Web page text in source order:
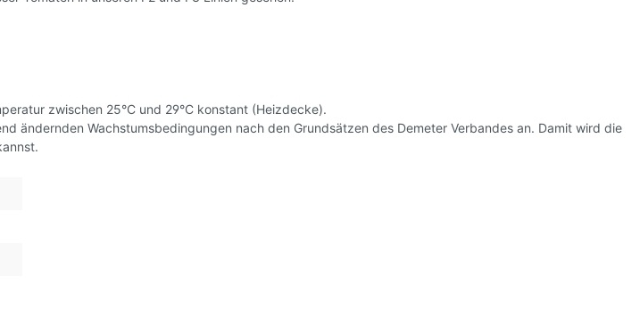
zwischen 25°C und 29°C konstant (Heizdecke).
ändernden Wachstumsbedingungen nach den Grundsätzen des Demeter Verbandes an. Damit wird die